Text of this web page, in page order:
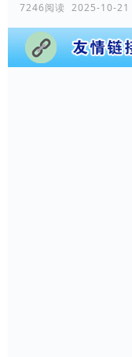
7246阅读 2025-10-21